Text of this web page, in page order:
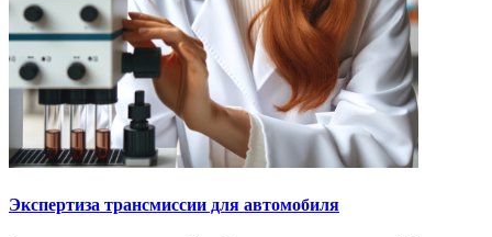
Экспертиза трансмиссии для автомобиля